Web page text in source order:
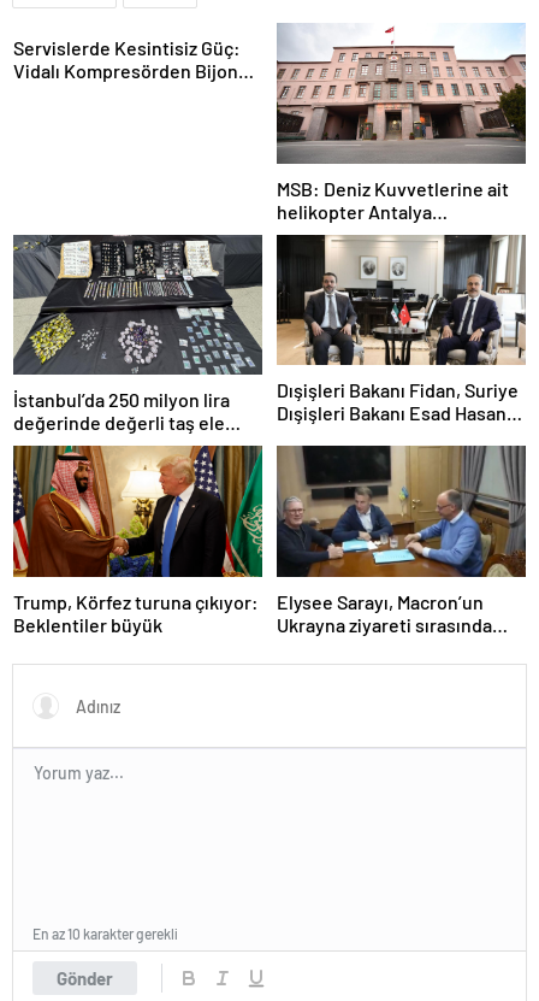
Servislerde Kesintisiz Güç:
Vidalı Kompresörden Bijon
MSB: Deniz Kuvvetlerine ait
helikopter Antalya
açıklarında acil iniş yaptı
İstanbul’da 250 milyon lira
değerinde değerli taş ele
geçirildi
Dışişleri Bakanı Fidan, Suriye
Dışişleri Bakanı Esad Hasan
Trump, Körfez turuna çıkıyor:
Beklentiler büyük
Elysee Sarayı, Macron’un
Ukrayna ziyareti sırasında
iddiasını yalanladı
Gönder
En az 10 karakter gerekli